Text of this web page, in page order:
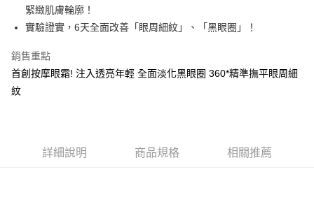
消。如遇「轉專審核」未通過狀況，表示未達大哥付你分期系統評分，恕無
法說明評估內容。
1.分期款項不併入電信帳單，「大哥付你分期」於每月結算日後寄送繳費提
2.透過簡訊連結打開帳單後，可選擇「超商條碼／台灣大直營門市／銀行轉
帳／街口支付／iPASS MONEY」等通路繳費。
買賣價金債權讓與本公司後，依約使用本公司帳單繳交帳款。
１．簡單：不需註冊會員、不需綁卡、不需儲值。
３．安心：先確認商品／服務後，再付款。
【「AFTEE先享後付」結帳流程】
１．於結帳方式選擇「AFTEE先享後付」後，將跳轉至「AFTEE先享後付」
２．訂單成立數日內，您將收到繳費通知簡訊。
購買商品的店家。未經商家同意取消之訂單仍視為有效，需透過AFTEE先享
後付繳納相關費用。
運送方式
每筆NT$70，滿NT$899(含以上)免運費
付款後7-11取貨
每筆NT$100，滿NT$1,000(含以上)免運費
緊緻肌膚輪廓！
實驗證實，6天全面改善「眼周細紋」、「黑眼圈」！
銷售重點
首創按摩眼霜! 注入透亮年輕 全面淡化黑眼圈 360*精準撫平眼周細
紋
詳細說明 商品規格 相關推薦